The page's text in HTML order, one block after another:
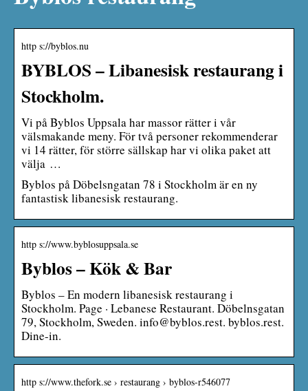
http s://byblos.nu
BYBLOS – Libanesisk restaurang i
Stockholm.
Vi på Byblos Uppsala har massor rätter i vår
välsmakande meny. För två personer rekommenderar
vi 14 rätter, för större sällskap har vi olika paket att
välja …
Byblos på Döbelsngatan 78 i Stockholm är en ny
fantastisk libanesisk restaurang.
http s://www.byblosuppsala.se
Byblos – Kök & Bar
Byblos – En modern libanesisk restaurang i
Stockholm. Page · Lebanese Restaurant. Döbelnsgatan
79, Stockholm, Sweden. info@byblos.rest. byblos.rest.
Dine-in.
http s://www.thefork.se › restaurang › byblos-r546077